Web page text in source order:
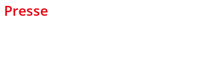
Presse